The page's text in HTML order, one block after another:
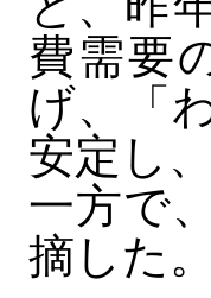
費需要
げ、「
安定し
一方で
摘した。